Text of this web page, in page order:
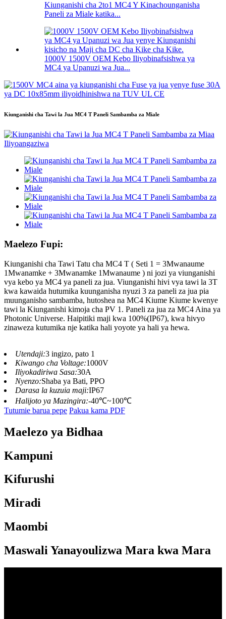
Kiunganishi cha 2to1 MC4 Y Kinachounganisha
Paneli za Miale katika...
1000V 1500V OEM Kebo Iliyobinafsishwa ya
MC4 ya Upanuzi wa Jua...
Kiunganishi cha Tawi la Jua MC4 T Paneli Sambamba za Miale
Maelezo Fupi:
Kiunganishi cha Tawi Tatu cha MC4 T ( Seti 1 = 3Mwanaume
1Mwanamke + 3Mwanamke 1Mwanaume ) ni jozi ya viunganishi
vya kebo ya MC4 ya paneli za jua. Viunganishi hivi vya tawi la 3T
kwa kawaida hutumika kuunganisha nyuzi 3 za paneli za jua pia
muunganisho sambamba, hutoshea na MC4 Kiume Kiume kwenye
tawi la Kiunganishi kimoja cha PV 1. Paneli za jua za MC4 Aina ya
Photonic Universe. Haipitiki maji kwa 100%(IP67), kwa hivyo
zinaweza kutumika nje katika hali yoyote ya hali ya hewa.
Utendaji:3 ingizo, pato 1
Kiwango cha Voltage:1000V
Iliyokadiriwa Sasa:30A
Nyenzo:Shaba ya Bati, PPO
Darasa la kuzuia maji:IP67
Halijoto ya Mazingira:-40℃~100℃
Tutumie barua pepe Pakua kama PDF
Maelezo ya Bidhaa
Kampuni
Kifurushi
Miradi
Maombi
Maswali Yanayoulizwa Mara kwa Mara